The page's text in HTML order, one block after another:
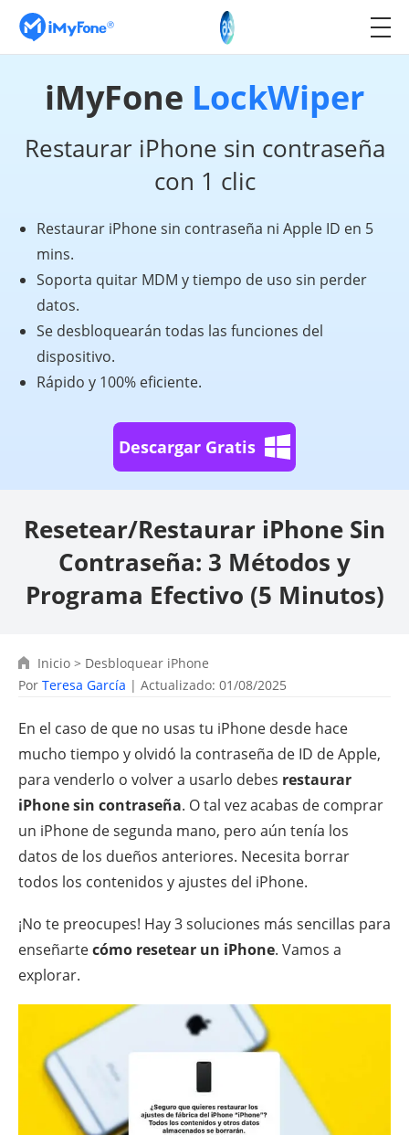
iMyFone LockWiper
Restaurar iPhone sin contraseña
con 1 clic
Restaurar iPhone sin contraseña ni Apple ID en 5
mins.
Soporta quitar MDM y tiempo de uso sin perder
datos.
Se desbloquearán todas las funciones del
dispositivo.
Rápido y 100% eficiente.
Descargar Gratis
Resetear/Restaurar iPhone Sin
Contraseña: 3 Métodos y
Programa Efectivo (5 Minutos)
Inicio > Desbloquear iPhone
Por Teresa García | Actualizado: 01/08/2025
En el caso de que no usas tu iPhone desde hace
mucho tiempo y olvidó la contraseña de ID de Apple,
para venderlo o volver a usarlo debes restaurar
iPhone sin contraseña. O tal vez acabas de comprar
un iPhone de segunda mano, pero aún tenía los
datos de los dueños anteriores. Necesita borrar
todos los contenidos y ajustes del iPhone.
¡No te preocupes! Hay 3 soluciones más sencillas para
enseñartecómo resetear un iPhone. Vamos a
explorar.